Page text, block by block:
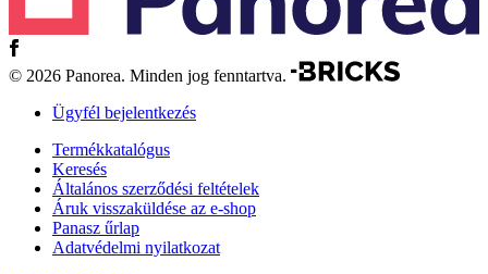
© 2026 Panorea. Minden jog fenntartva.
Ügyfél bejelentkezés
Termékkatalógus
Keresés
Általános szerződési feltételek
Áruk visszaküldése az e-shop
Panasz űrlap
Adatvédelmi nyilatkozat